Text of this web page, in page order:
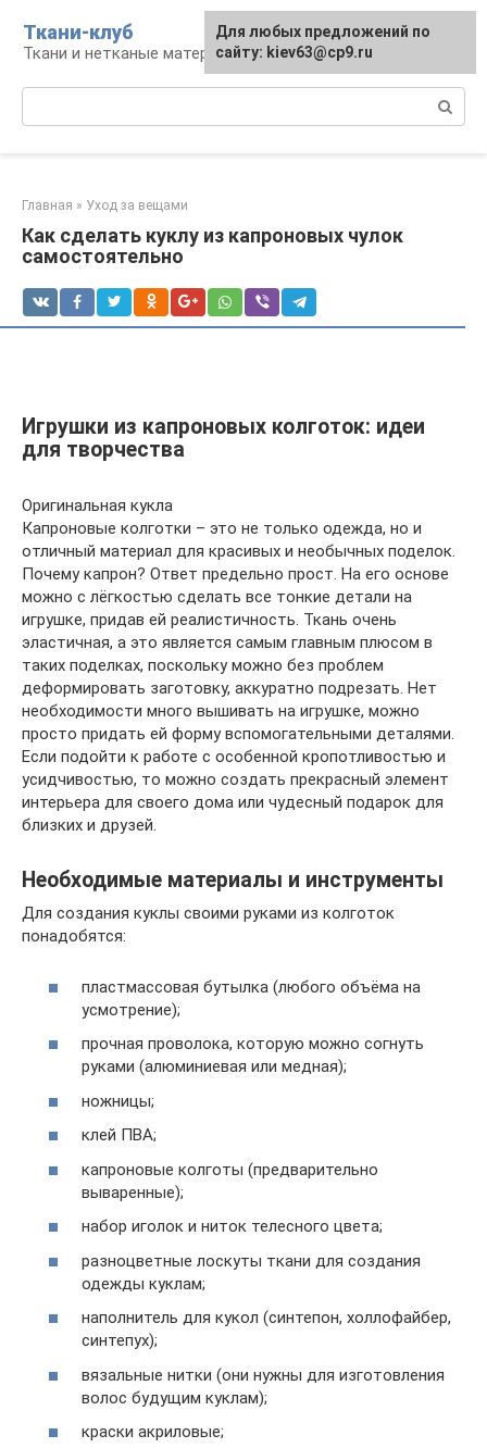
контенту
Ткани-клуб
Ткани и нетканые материалы
Главная » Уход за вещами
Как сделать куклу из капроновых чулок
самостоятельно
Игрушки из капроновых колготок: идеи
для творчества
Оригинальная кукла
Капроновые колготки – это не только одежда, но и
отличный материал для красивых и необычных поделок.
Почему капрон? Ответ предельно прост. На его основе
можно с лёгкостью сделать все тонкие детали на
игрушке, придав ей реалистичность. Ткань очень
эластичная, а это является самым главным плюсом в
таких поделках, поскольку можно без проблем
деформировать заготовку, аккуратно подрезать. Нет
необходимости много вышивать на игрушке, можно
просто придать ей форму вспомогательными деталями.
Если подойти к работе с особенной кропотливостью и
усидчивостью, то можно создать прекрасный элемент
интерьера для своего дома или чудесный подарок для
близких и друзей.
Необходимые материалы и инструменты
Для создания куклы своими руками из колготок
понадобятся:
пластмассовая бутылка (любого объёма на
усмотрение);
прочная проволока, которую можно согнуть
руками (алюминиевая или медная);
ножницы;
клей ПВА;
капроновые колготы (предварительно
вываренные);
набор иголок и ниток телесного цвета;
разноцветные лоскуты ткани для создания
одежды куклам;
наполнитель для кукол (синтепон, холлофайбер,
синтепух);
вязальные нитки (они нужны для изготовления
волос будущим куклам);
краски акриловые;
Для любых предложений по
сайту: kiev63@cp9.ru